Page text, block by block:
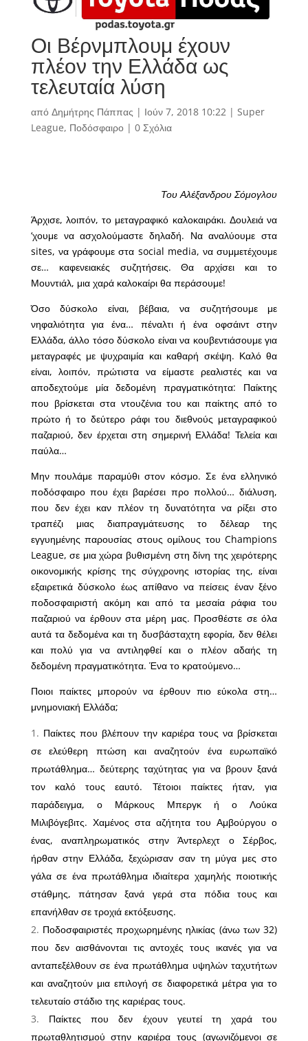
Οι Βέρνμπλουμ έχουν
πλέον την Ελλάδα ως
τελευταία λύση
από Δημήτρης Πάππας | Ιούν 7, 2018 10:22| Super
League, Ποδόσφαιρο| 0 Σχόλια
Του Αλέξανδρου Σόμογλου
Άρχισε, λοιπόν, το μεταγραφικό καλοκαιράκι. Δουλειά να
‘χουμε να ασχολούμαστε δηλαδή. Να αναλύουμε στα
sites, να γράφουμε στα social media, να συμμετέχουμε
σε… καφενειακές συζητήσεις. Θα αρχίσει και το
Μουντιάλ, μια χαρά καλοκαίρι θα περάσουμε!
Όσο δύσκολο είναι, βέβαια, να συζητήσουμε με
νηφαλιότητα για ένα… πέναλτι ή ένα οφσάιντ στην
Ελλάδα, άλλο τόσο δύσκολο είναι να κουβεντιάσουμε για
μεταγραφές με ψυχραιμία και καθαρή σκέψη. Καλό θα
είναι, λοιπόν, πρώτιστα να είμαστε ρεαλιστές και να
αποδεχτούμε μία δεδομένη πραγματικότητα: Παίκτης
που βρίσκεται στα ντουζένια του και παίκτης από το
πρώτο ή το δεύτερο ράφι του διεθνούς μεταγραφικού
παζαριού, δεν έρχεται στη σημερινή Ελλάδα! Τελεία και
παύλα…
Μην πουλάμε παραμύθι στον κόσμο. Σε ένα ελληνικό
ποδόσφαιρο που έχει βαρέσει προ πολλού… διάλυση,
που δεν έχει καν πλέον τη δυνατότητα να ρίξει στο
τραπέζι μιας διαπραγμάτευσης το δέλεαρ της
εγγυημένης παρουσίας στους ομίλους του Champions
League, σε μια χώρα βυθισμένη στη δίνη της χειρότερης
οικονομικής κρίσης της σύγχρονης ιστορίας της, είναι
εξαιρετικά δύσκολο έως απίθανο να πείσεις έναν ξένο
ποδοσφαιριστή ακόμη και από τα μεσαία ράφια του
παζαριού να έρθουν στα μέρη μας. Προσθέστε σε όλα
αυτά τα δεδομένα και τη δυσβάσταχτη εφορία, δεν θέλει
και πολύ για να αντιληφθεί και ο πλέον αδαής τη
δεδομένη πραγματικότητα. Ένα το κρατούμενο…
Ποιοι παίκτες μπορούν να έρθουν πιο εύκολα στη…
μνημονιακή Ελλάδα;
Παίκτες που βλέπουν την καριέρα τους να βρίσκεται
σε ελεύθερη πτώση και αναζητούν ένα ευρωπαϊκό
πρωτάθλημα… δεύτερης ταχύτητας για να βρουν ξανά
τον καλό τους εαυτό. Τέτοιοι παίκτες ήταν, για
παράδειγμα, ο Μάρκους Μπεργκ ή ο Λούκα
Μιλιβόγεβιτς. Χαμένος στα αζήτητα του Αμβούργου ο
ένας, αναπληρωματικός στην Άντερλεχτ ο Σέρβος,
ήρθαν στην Ελλάδα, ξεχώρισαν σαν τη μύγα μες στο
γάλα σε ένα πρωτάθλημα ιδιαίτερα χαμηλής ποιοτικής
στάθμης, πάτησαν ξανά γερά στα πόδια τους και
επανήλθαν σε τροχιά εκτόξευσης.
Ποδοσφαιριστές προχωρημένης ηλικίας (άνω των 32)
που δεν αισθάνονται τις αντοχές τους ικανές για να
ανταπεξέλθουν σε ένα πρωτάθλημα υψηλών ταχυτήτων
και αναζητούν μια επιλογή σε διαφορετικά μέτρα για το
τελευταίο στάδιο της καριέρας τους.
Παίκτες που δεν έχουν γευτεί τη χαρά του
πρωταθλητισμού στην καριέρα τους (αγωνιζόμενοι σε